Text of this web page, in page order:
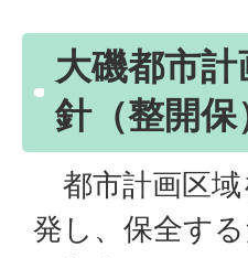
大磯都市
針（整開保
都市計画区域
発し、保全す